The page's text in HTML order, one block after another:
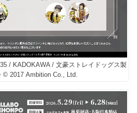
/ KADOKAWA / 文豪ストレイドッグス製
© 2017 Ambition Co., Ltd.